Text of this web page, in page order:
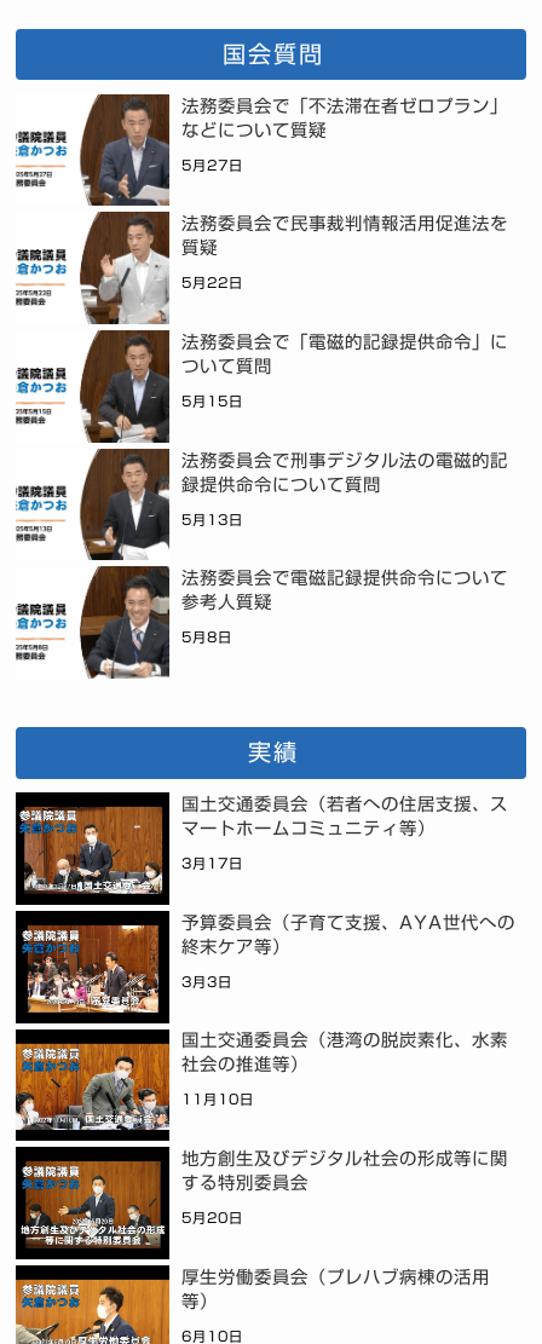
国会質問
法務委員会で「不法滞在者ゼロプラン」
などについて質疑
5月27日
法務委員会で民事裁判情報活用促進法を
質疑
5月22日
法務委員会で「電磁的記録提供命令」に
ついて質問
5月15日
法務委員会で刑事デジタル法の電磁的記
録提供命令について質問
5月13日
法務委員会で電磁記録提供命令について
参考人質疑
5月8日
実績
国土交通委員会（若者への住居支援、ス
マートホームコミュニティ等）
3月17日
予算委員会（子育て支援、AYA世代への
終末ケア等）
3月3日
国土交通委員会（港湾の脱炭素化、水素
社会の推進等）
11月10日
地方創生及びデジタル社会の形成等に関
する特別委員会
5月20日
厚生労働委員会（プレハブ病棟の活用
等）
6月10日